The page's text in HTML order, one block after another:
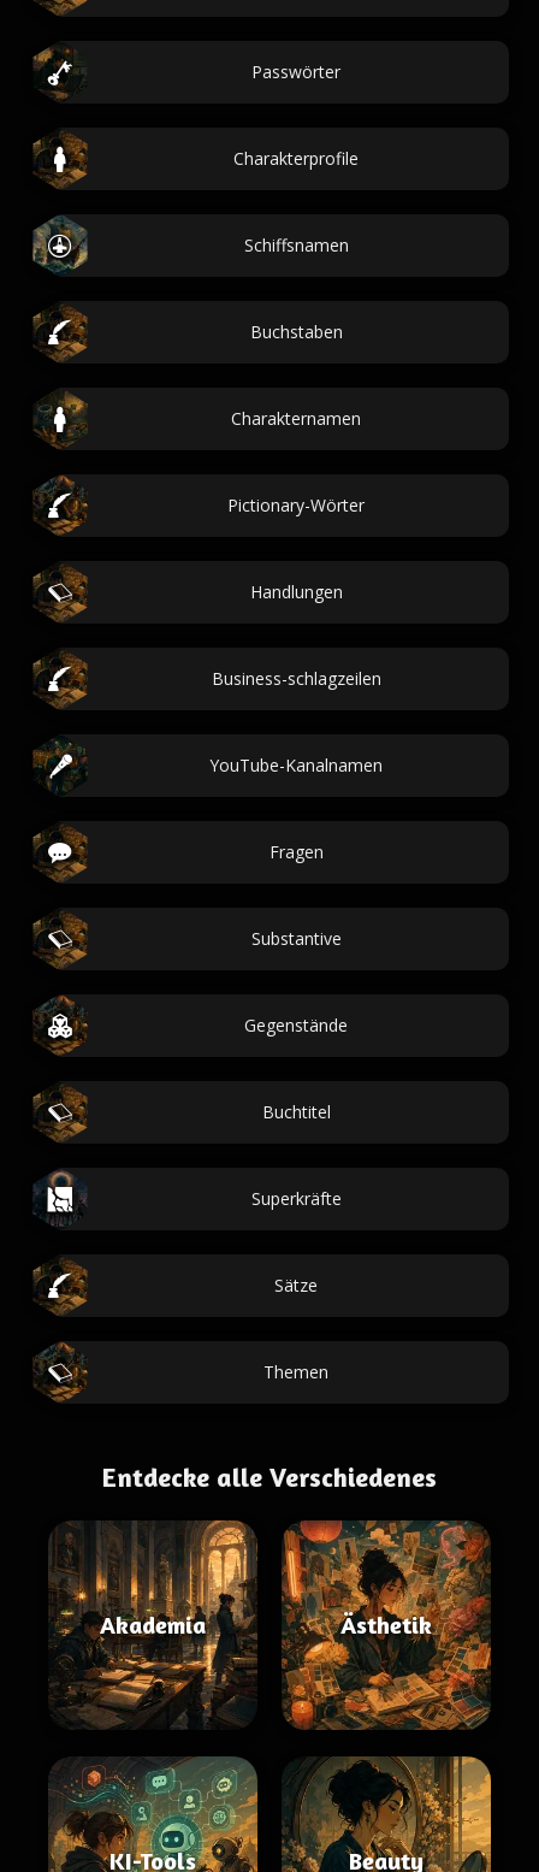
Passwörter
Charakterprofile
Schiffsnamen
Buchstaben
Charakternamen
Pictionary-Wörter
Handlungen
Business-schlagzeilen
YouTube-Kanalnamen
Fragen
Substantive
Gegenstände
Buchtitel
Superkräfte
Sätze
Themen
Entdecke alle Verschiedenes
Akademia Ästhetik
KI-Tools Beauty